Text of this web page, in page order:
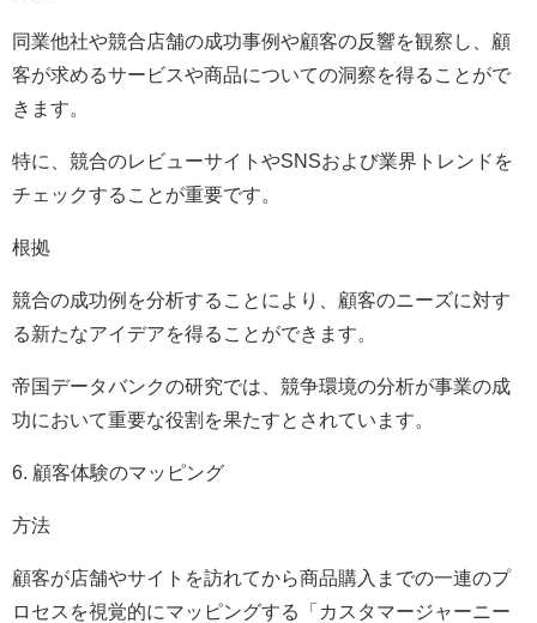
同業他社や競合店舗の成功事例や顧客の反響を観察し、顧
客が求めるサービスや商品についての洞察を得ることがで
きます。
特に、競合のレビューサイトやSNSおよび業界トレンドを
チェックすることが重要です。
根拠
競合の成功例を分析することにより、顧客のニーズに対す
る新たなアイデアを得ることができます。
帝国データバンクの研究では、競争環境の分析が事業の成
功において重要な役割を果たすとされています。
6. 顧客体験のマッピング
方法
顧客が店舗やサイトを訪れてから商品購入までの一連のプ
ロセスを視覚的にマッピングする「カスタマージャーニー